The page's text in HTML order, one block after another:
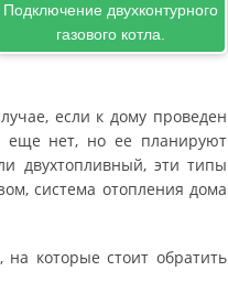
Подключение двухконтурного
газового котла.
если к дому проведен
еще нет, но ее планируют
двухтопливный, эти типы
система отопления дома
которые стоит обратить